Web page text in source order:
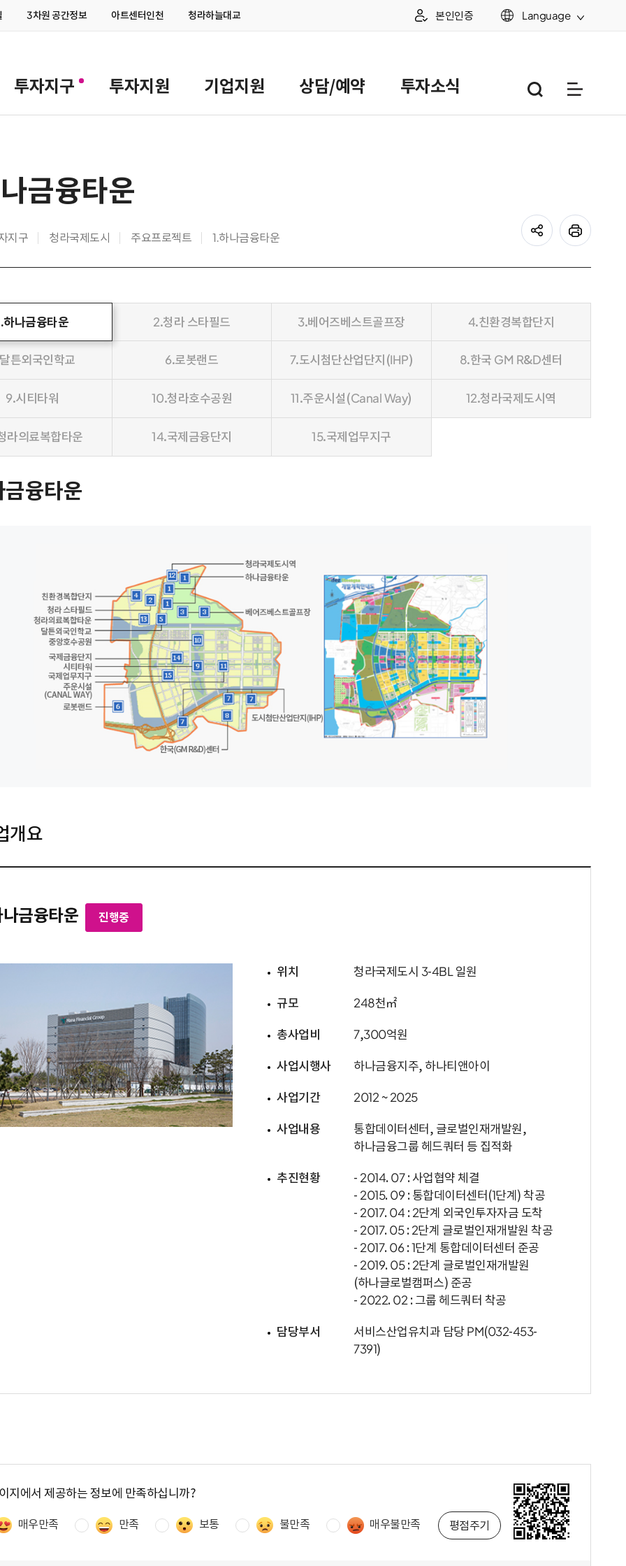
3차원 공간정보 아트센터인천 청라하늘대교 본인인증 Language
투자지구 투자지원 기업지원 상담/예약 투자소식 주요 누리집 통합검색
금융타운
지구 청라국제도시 주요프로젝트 1.하나금융타운
공유하기
하나금융타운 2.청라 스타필드 3.베어즈베스트골프장 4.친환경복합단지
튼외국인학교 6.로봇랜드 7.도시첨단산업단지(IHP) 8.한국 GM R&D센터
9.시티타워 10.청라호수공원 11.주운시설(Canal Way) 12.청라국제도시역
라의료복합타운 14.국제금융단지 15.국제업무지구
금융타운
개요
금융타운 진행중
위치 청라국제도시 3-4BL 일원
규모 248천㎡
총사업비 7,300억원
사업시행사 하나금융지주, 하나티앤아이
사업기간 2012 ~ 2025
사업내용
통합데이터센터, 글로벌인재개발원,
하나금융그룹 헤드쿼터 등 집적화
추진현황
- 2014. 07 : 사업협약 체결
- 2015. 09 : 통합데이터센터(1단계) 착공
- 2017. 04 : 2단계 외국인투자자금 도착
- 2017. 05 : 2단계 글로벌인재개발원 착공
- 2017. 06 : 1단계 통합데이터센터 준공
- 2019. 05 : 2단계 글로벌인재개발원
(하나글로벌캠퍼스) 준공
- 2022. 02 : 그룹 헤드쿼터 착공
담당부서
서비스산업유치과 담당 PM(032-453-
7391)
지에서 제공하는 정보에 만족하십니까?
매우만족 만족 보통 불만족 매우불만족